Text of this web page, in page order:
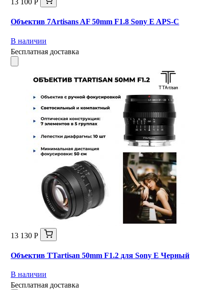
13 100 Р
Объектив 7Artisans AF 50mm F1.8 Sony E APS-C
В наличии
Бесплатная доставка
13 130 Р
Объектив TTartisan 50mm F1.2 для Sony E Черный
В наличии
Бесплатная доставка